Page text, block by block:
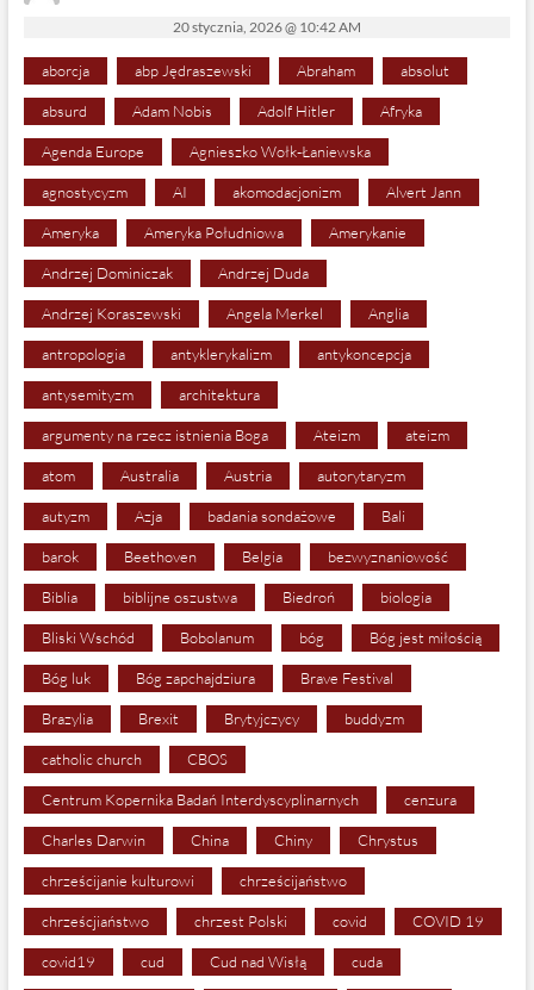
20 stycznia, 2026 @ 10:42 AM
aborcja abp Jędraszewski Abraham absolut
absurd Adam Nobis Adolf Hitler Afryka
Agenda Europe Agnieszko Wołk-Łaniewska
agnostycyzm AI akomodacjonizm Alvert Jann
Ameryka Ameryka Południowa Amerykanie
Andrzej Dominiczak Andrzej Duda
Andrzej Koraszewski Angela Merkel Anglia
antropologia antyklerykalizm antykoncepcja
antysemityzm architektura
argumenty na rzecz istnienia Boga Ateizm ateizm
atom Australia Austria autorytaryzm
autyzm Azja badania sondażowe Bali
barok Beethoven Belgia bezwyznaniowość
Biblia biblijne oszustwa Biedroń biologia
Bliski Wschód Bobolanum bóg Bóg jest miłością
Bóg luk Bóg zapchajdziura Brave Festival
Brazylia Brexit Brytyjczycy buddyzm
catholic church CBOS
Centrum Kopernika Badań Interdyscyplinarnych cenzura
Charles Darwin China Chiny Chrystus
chrześcijanie kulturowi chrześcijaństwo
chrześcjiaństwo chrzest Polski covid COVID 19
covid19 cud Cud nad Wisłą cuda